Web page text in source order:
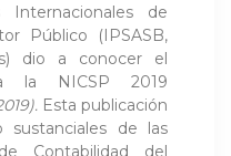
de
Público (IPSASB,
dio a conocer el
la NICSP 2019
Esta publicación
sustanciales de las
Contabilidad del